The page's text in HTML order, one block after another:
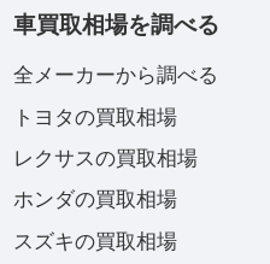
車買取相場を調べる
全メーカーから調べる
トヨタの買取相場
レクサスの買取相場
ホンダの買取相場
スズキの買取相場